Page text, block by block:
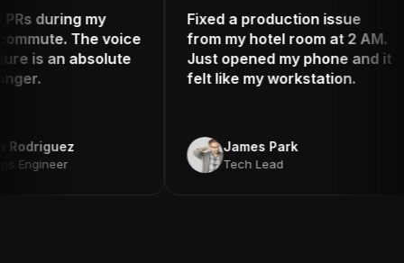
my
The voice
an absolute
Fixed a production issue
from my hotel room at 2 AM.
Just opened my phone and it
felt like my workstation.
James Park
Tech Lead